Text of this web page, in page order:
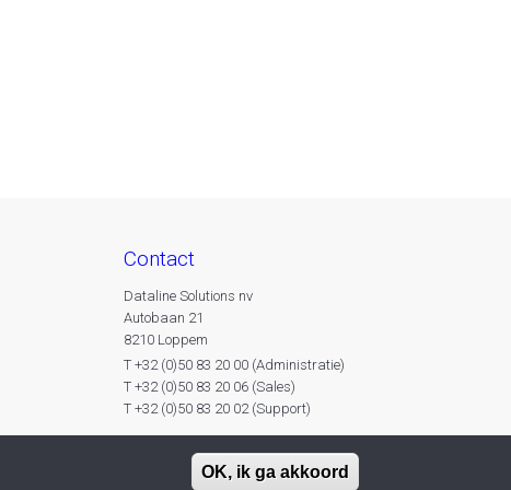
contact
Dataline Solutions nv
Autobaan 21
8210 Loppem
T +32 (0)50 83 20 00 (Administratie)
T +32 (0)50 83 20 06 (Sales)
T +32 (0)50 83 20 02 (Support)
OK, ik ga akkoord